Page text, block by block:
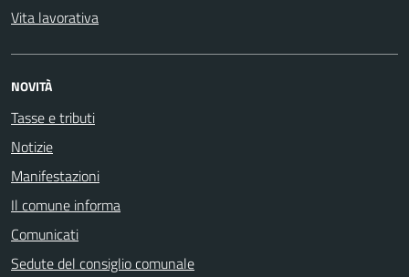
Vita lavorativa
NOVITÀ
Tasse e tributi
Notizie
Manifestazioni
Il comune informa
Comunicati
Sedute del consiglio comunale